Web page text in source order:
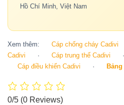
Hồ Chí Minh, Việt Nam
Xem thêm: Cáp chống cháy Cadivi
Cadivi
· Cáp trung thế Cadivi ·
Cáp điều khiển Cadivi
·
0/5 (0 Reviews)